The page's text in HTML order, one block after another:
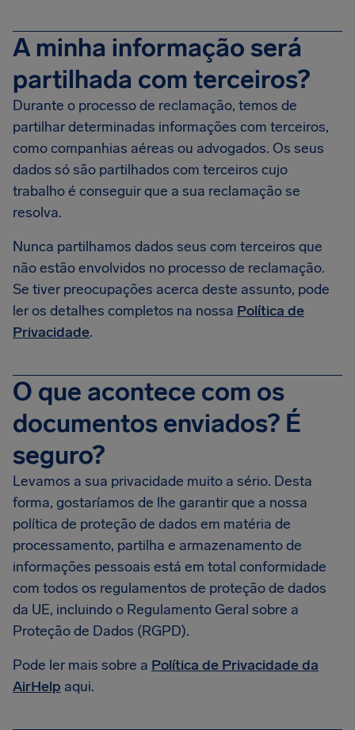
A minha informação será
partilhada com terceiros?
Durante o processo de reclamação, temos de
partilhar determinadas informações com terceiros,
como companhias aéreas ou advogados. Os seus
dados só são partilhados com terceiros cujo
trabalho é conseguir que a sua reclamação se
resolva.
Nunca partilhamos dados seus com terceiros que
não estão envolvidos no processo de reclamação.
Se tiver preocupações acerca deste assunto, pode
ler os detalhes completos na nossa Política de
Privacidade.
O que acontece com os
documentos enviados? É
seguro?
Levamos a sua privacidade muito a sério. Desta
forma, gostaríamos de lhe garantir que a nossa
política de proteção de dados em matéria de
processamento, partilha e armazenamento de
informações pessoais está em total conformidade
com todos os regulamentos de proteção de dados
da UE, incluindo o Regulamento Geral sobre a
Proteção de Dados (RGPD).
Pode ler mais sobre a Política de Privacidade da
AirHelp aqui.